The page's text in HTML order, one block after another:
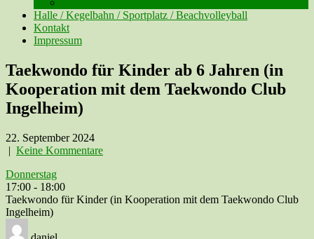
Halle / Kegelbahn / Sportplatz / Beachvolleyball
Kontakt
Impressum
Taekwondo für Kinder ab 6 Jahren (in
Kooperation mit dem Taekwondo Club
Ingelheim)
22. September 2024
| Keine Kommentare
Donnerstag
17:00 - 18:00
Taekwondo für Kinder (in Kooperation mit dem Taekwondo Club
Ingelheim)